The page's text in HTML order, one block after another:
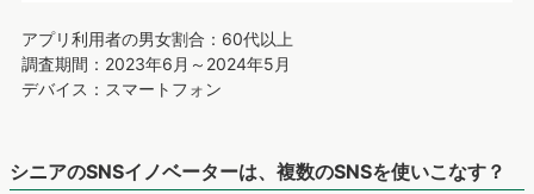
アプリ利用者の男女割合：60代以上
調査期間：2023年6月～2024年5月
デバイス：スマートフォン
シニアのSNSイノベーターは、複数のSNSを使いこなす？